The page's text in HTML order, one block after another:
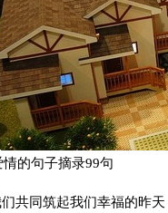
情的句子摘录99句
共同筑起我们幸福的昨